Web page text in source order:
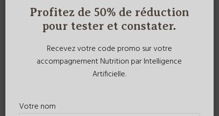
Profitez de 50% de réduction
pour tester et constater.
Recevez votre code promo sur votre
accompagnement Nutrition par Intelligence
Artificielle.
Votre nom